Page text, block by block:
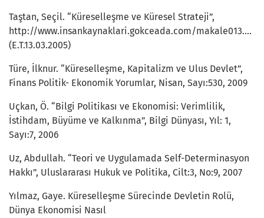
Taştan, Seçil. “Küreselleşme ve Küresel Strateji”,
http://www.insankaynaklari.gokceada.com/
(E.T.13.03.2005)
Türe, İlknur. “Küreselleşme, Kapitalizm ve Ulus Devlet”,
Finans Politik- Ekonomik Yorumlar, Nisan, Sayı:530, 2009
Uçkan, Ö. “Bilgi Politikası ve Ekonomisi: Verimlilik,
İstihdam, Büyüme ve Kalkınma”, Bilgi Dünyası, Yıl: 1,
Sayı:7, 2006
Uz, Abdullah. “Teori ve Uygulamada Self-Determinasyon
Hakkı”, Uluslararası Hukuk ve Politika, Cilt:3, No:9, 2007
Yılmaz, Gaye. Küreselleşme Sürecinde Devletin Rolü,
Dünya Ekonomisi Nasıl